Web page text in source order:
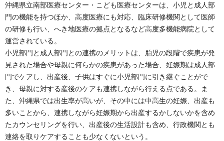
沖縄県立南部医療センター・こども医療センターは、小児と成人部
門の機能を持つほか、高度医療にも対応、臨床研修機関として医師
の研修も行い、へき地医療の拠点となるなど高度多機能病院として
運営されている。
小児部門と成人部門との連携のメリットは、胎児の段階で疾患が発
見された場合や母親に何らかの疾患があった場合、妊娠期は成人部
門でケアし、出産後、子供はすぐに小児部門に引き継ぐことがで
き、母親に対する産後のケアも連携しながら行える点である。ま
た、沖縄県では出生率が高いが、その中には中高生の妊娠、出産も
多いことから、連携しながら妊娠期から出産するかしないかを含め
たカウンセリングを行い、出産後の生活設計も含め、行政機関とも
連絡を取りケアすることも少なくないという。